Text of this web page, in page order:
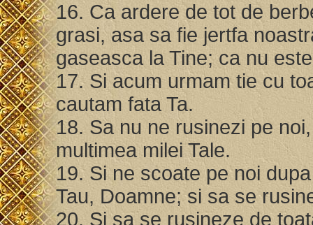
16. Ca ardere de tot de
grasi, asa sa fie jertfa
gaseasca la Tine; ca nu
17. Si acum urmam tie cu
cautam fata Ta.
18. Sa nu ne rusinezi pe
multimea milei Tale.
19. Si ne scoate pe noi
Tau, Doamne; si sa se
20. Si sa se rusineze de